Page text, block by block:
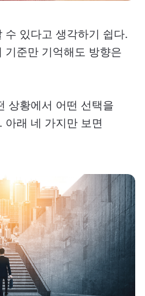
수 있다고 생각하기 쉽다.
기준만 기억해도 방향은
상황에서 어떤 선택을
아래 네 가지만 보면